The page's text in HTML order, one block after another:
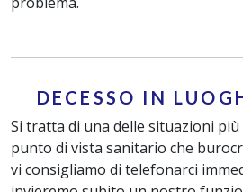
DECESSO IN
Si tratta di una delle situazioni più
punto di vista sanitario che
vi consigliamo di telefonarci